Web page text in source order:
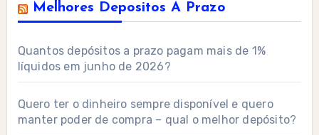
Melhores Depositos A Prazo
Quantos depósitos a prazo pagam mais de 1%
líquidos em junho de 2026?
Quero ter o dinheiro sempre disponível e quero
manter poder de compra – qual o melhor depósito?